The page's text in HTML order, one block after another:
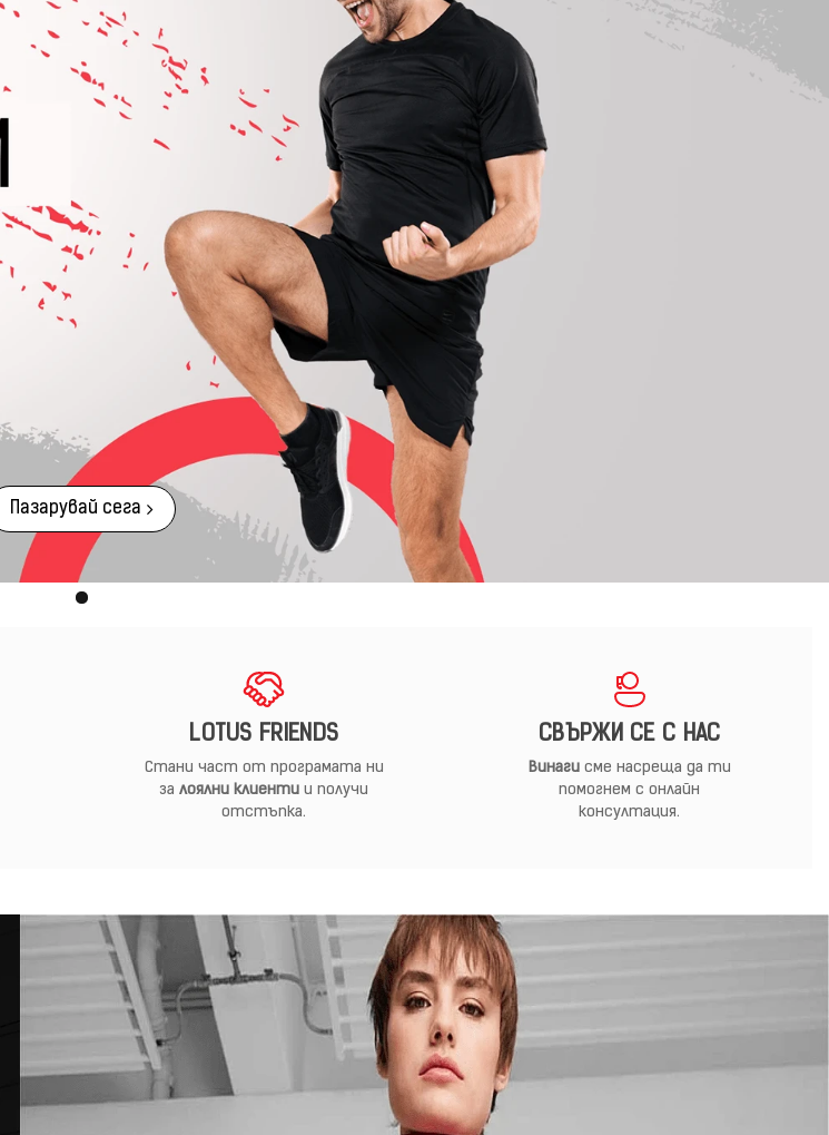
Пазарувай сега
LOTUS FRIENDS
Стани част от програмата ни
залоялни клиенти и получи
отстъпка.
СВЪРЖИ СЕ С НАС
Винагисме насреща да ти
помогнем с онлайн
консултация.